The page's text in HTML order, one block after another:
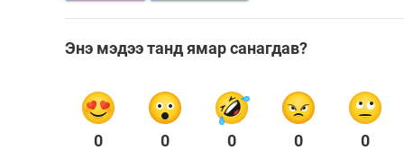
Энэ мэдээ танд ямар санагдав?
0 0 0 0 0